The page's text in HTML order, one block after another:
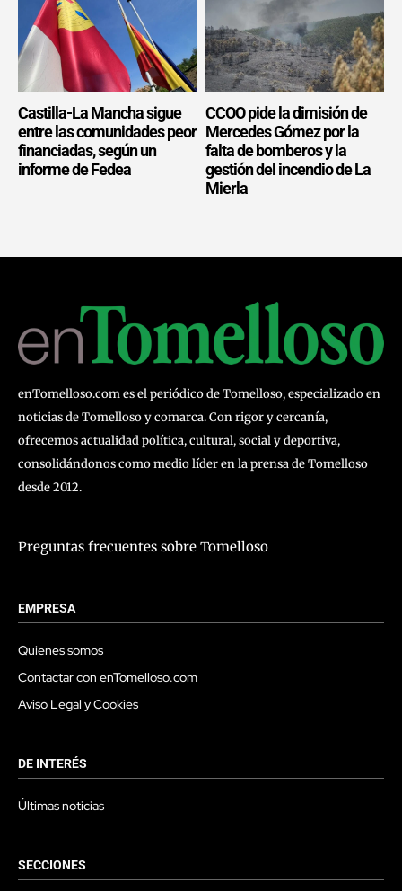
Castilla-La Mancha sigue
entre las comunidades peor
financiadas, según un
informe de Fedea
CCOO pide la dimisión de
Mercedes Gómez por la
falta de bomberos y la
gestión del incendio de La
Mierla
enTomelloso.com es el periódico de Tomelloso, especializado en
noticias de Tomelloso y comarca. Con rigor y cercanía,
ofrecemos actualidad política, cultural, social y deportiva,
consolidándonos como medio líder en la prensa de Tomelloso
desde 2012.
Preguntas frecuentes sobre Tomelloso
EMPRESA
Quienes somos
Contactar con enTomelloso.com
Aviso Legal y Cookies
DE INTERÉS
Últimas noticias
SECCIONES